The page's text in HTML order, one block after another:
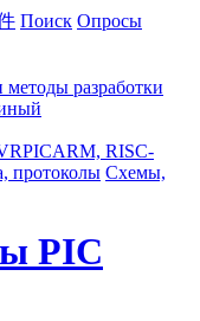
Поиск Опросы
методы разработки
PICARM, RISC-
протоколы Схемы,
PIC